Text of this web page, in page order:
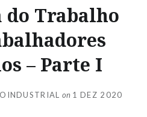
Trabalho
– Parte I
on 1 DEZ 2020